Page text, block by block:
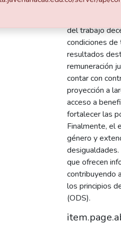
investigación
del trabajo
condiciones
resultados
remuneración
contar con
proyección a
acceso a
fortalecer las
Finalmente, el
género y
que ofrecen
contribuyendo
los principios
(ODS).